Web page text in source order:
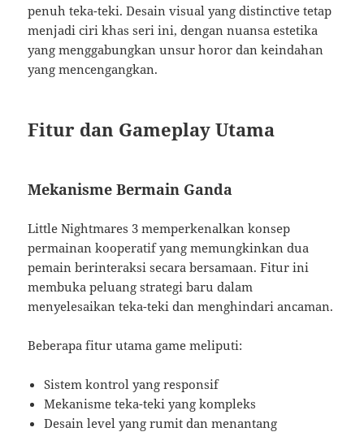
penuh teka-teki. Desain visual yang distinctive tetap
menjadi ciri khas seri ini, dengan nuansa estetika
yang menggabungkan unsur horor dan keindahan
yang mencengangkan.
Fitur dan Gameplay Utama
Mekanisme Bermain Ganda
Little Nightmares 3 memperkenalkan konsep
permainan kooperatif yang memungkinkan dua
pemain berinteraksi secara bersamaan. Fitur ini
membuka peluang strategi baru dalam
menyelesaikan teka-teki dan menghindari ancaman.
Beberapa fitur utama game meliputi:
Sistem kontrol yang responsif
Mekanisme teka-teki yang kompleks
Desain level yang rumit dan menantang